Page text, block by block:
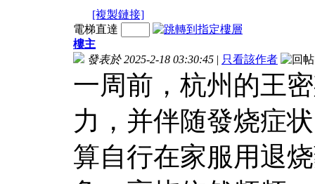
[複製鏈接]
電梯直達
樓主
發表於 2025-2-18 03:30:45 | 只看該作者
一周前，杭州的王
力，并伴随發烧症
算自行在家服用退